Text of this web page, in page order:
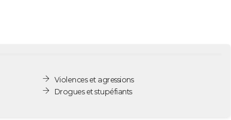
Violences et agressions
Drogues et stupéfiants